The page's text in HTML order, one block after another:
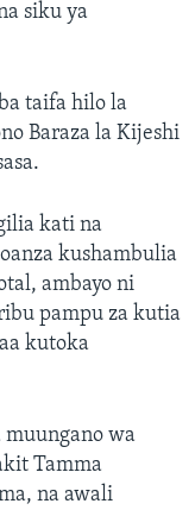
siku ya
taifa hilo la
Baraza la Kijeshi
kati na
kushambulia
ambayo ni
pampu za kutia
kutoka
muungano wa
Tamma
na awali